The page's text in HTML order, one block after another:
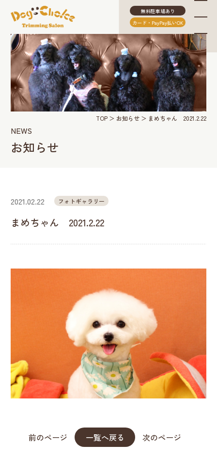
無料駐車場あり
カード・PayPay払いOK
TOP お知らせ まめちゃん 2021.2.22
NEWS
お知らせ
2021.02.22 フォトギャラリー
まめちゃん 2021.2.22
前のページ 一覧へ戻る 次のページ